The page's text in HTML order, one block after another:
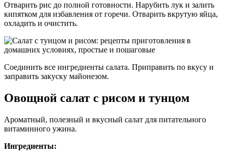
Отварить рис до полной готовности. Нарубить лук и залить
кипятком для избавления от горечи. Отварить вкрутую яйца,
охладить и очистить.
Соединить все ингредиенты салата. Приправить по вкусу и
заправить закуску майонезом.
Овощной салат с рисом и тунцом
Ароматный, полезный и вкусный салат для питательного
витаминного ужина.
Ингредиенты: